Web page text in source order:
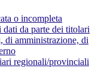
o incompleta
dati da parte dei titolari
di amministrazione, di
regionali/provinciali